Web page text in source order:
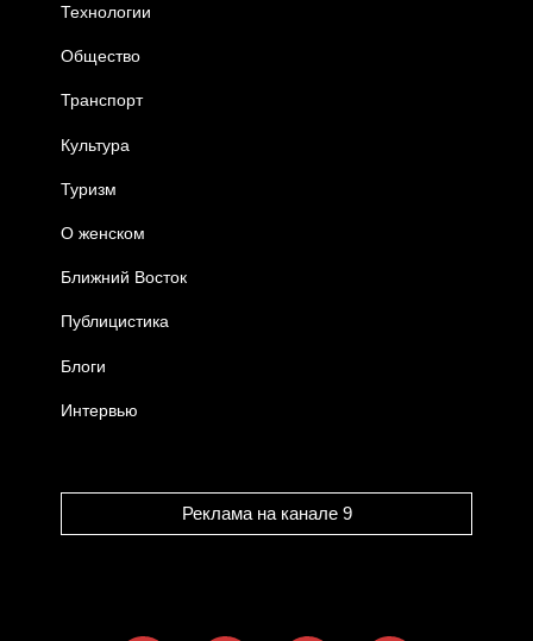
Технологии
Общество
Транспорт
Культура
Туризм
О женском
Ближний Восток
Публицистика
Блоги
Интервью
Реклама на канале 9